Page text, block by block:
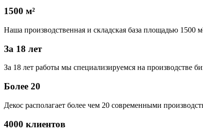
1500 м²
Наша производственная и складская база площадью
За 18 лет
За 18 лет работы мы специализируемся на производстве
Более 20
Декос располагает более чем 20 современными
4000 клиентов